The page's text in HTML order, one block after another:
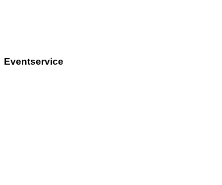
Eventservice